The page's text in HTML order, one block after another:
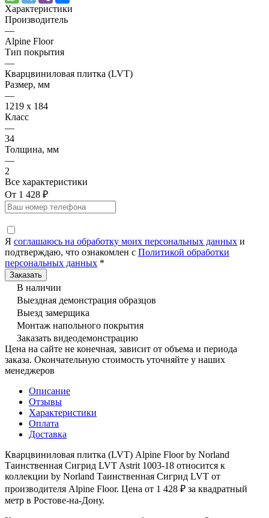
Характеристики
Производитель
—
Alpine Floor
Тип покрытия
—
Кварцвиниловая плитка (LVT)
Размер, мм
—
1219 х 184
Класс
—
34
Толщина, мм
—
2
Все характеристики
От 1 428 ₽
Я соглашаюсь на обработку моих персональных данных и
подтверждаю, что ознакомлен с Политикой обработки
персональных данных *
В наличии
Выездная демонстрация образцов
Выезд замерщика
Монтаж напольного покрытия
Заказать видеодемонстрацию
Цена на сайте не конечная, зависит от объема и периода
заказа. Окончательную стоимость уточняйте у наших
менеджеров
Описание
Отзывы
Характеристики
Оплата
Доставка
Кварцвиниловая плитка (LVT) Alpine Floor by Norland
Таинственная Сигрид LVT Astrit 1003-18 относится к
коллекции by Norland Таинственная Сигрид LVT от
производителя Alpine Floor. Цена от 1 428 ₽ за квадратный
метр в Ростове-на-Дону.